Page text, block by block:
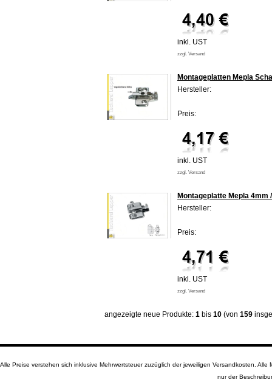
inkl. UST
zzgl. Versand
Montageplatten Mepla
Hersteller:
Preis:
inkl. UST
zzgl. Versand
Montageplatte Mepla 4mm
Hersteller:
Preis:
inkl. UST
zzgl. Versand
angezeigte neue Produkte: 1 bis 10 (von 159
Alle Preise verstehen sich inklusive Mehrwertsteuer zuzüglich der jeweiligen Versandkosten.
nur der